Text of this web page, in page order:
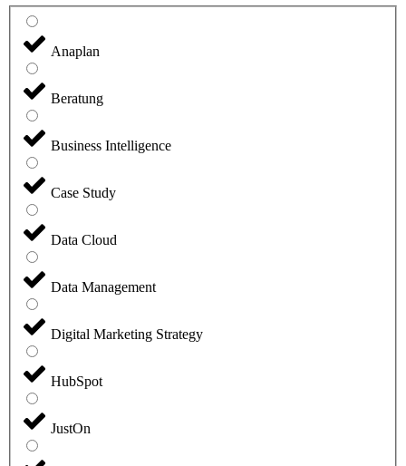
Anaplan
Beratung
Business Intelligence
Case Study
Data Cloud
Data Management
Digital Marketing Strategy
HubSpot
JustOn